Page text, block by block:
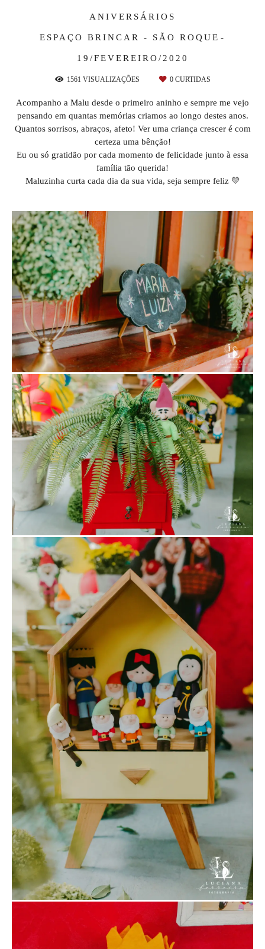
ANIVERSÁRIOS
ESPAÇO BRINCAR - SÃO ROQUE
19/FEVEREIRO/2020
1561 VISUALIZAÇÕES 0CURTIDAS
Acompanho a Malu desde o primeiro aninho e sempre me vejo
pensando em quantas memórias criamos ao longo destes anos.
Quantos sorrisos, abraços, afeto! Ver uma criança crescer é com
certeza uma bênção!
Eu ou só gratidão por cada momento de felicidade junto à essa
família tão querida!
Maluzinha curta cada dia da sua vida, seja sempre feliz 💛